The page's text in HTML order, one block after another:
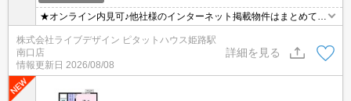
★オンライン内見可♪他社様のインターネット掲載物件はまとめてご
案内可能です！
株式会社ライブデザイン ピタットハウス姫路駅
南口店
情報更新日 2026/08/08
詳細を見る